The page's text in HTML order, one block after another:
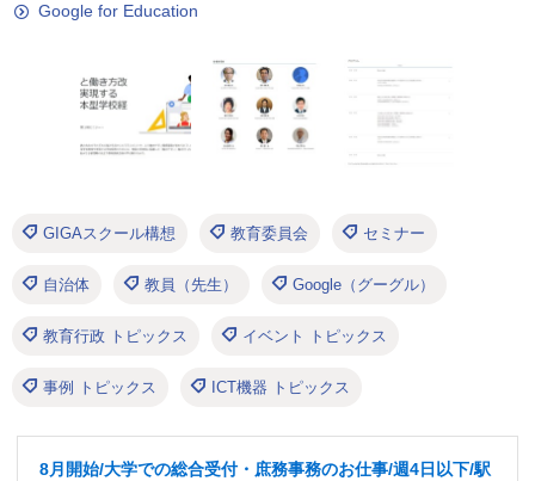
Google for Education
GIGAスクール構想 教育委員会 セミナー
自治体 教員（先生） Google（グーグル）
教育行政 トピックス イベント トピックス
事例 トピックス ICT機器 トピックス
8月開始/大学での総合受付・庶務事務のお仕事/週4日以下/駅